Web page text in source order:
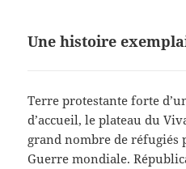
Une histoire
Terre protestante forte
d’accueil, le plateau du
grand nombre de réfugiés
Guerre mondiale.